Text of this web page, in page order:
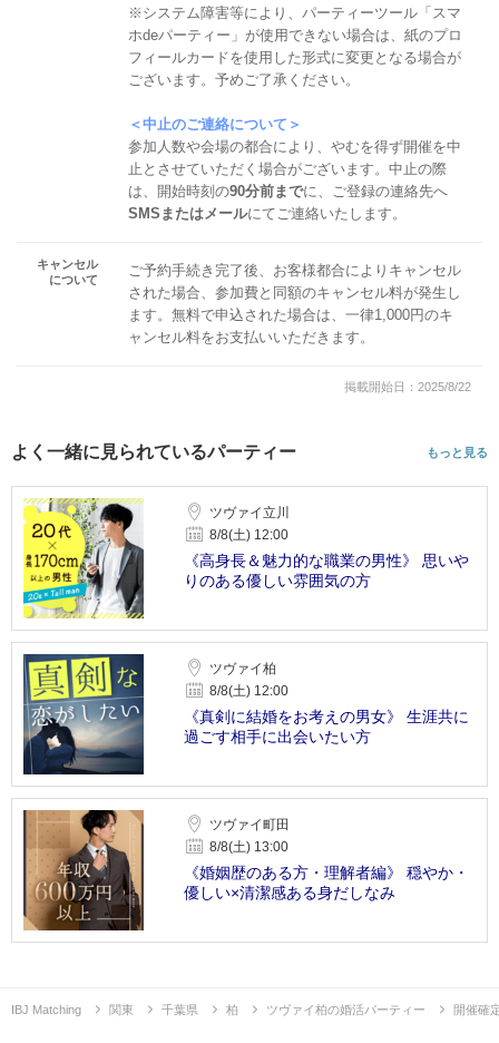
※システム障害等により、パーティーツール「スマ
ホdeパーティー」が使用できない場合は、紙のプロ
フィールカードを使用した形式に変更となる場合が
ございます。予めご了承ください。
＜中止のご連絡について＞
参加人数や会場の都合により、やむを得ず開催を中
止とさせていただく場合がございます。中止の際
は、開始時刻の90分前までに、ご登録の連絡先へ
SMSまたはメールにてご連絡いたします。
キャンセル
について
ご予約手続き完了後、お客様都合によりキャンセル
された場合、参加費と同額のキャンセル料が発生し
ます。無料で申込された場合は、一律1,000円のキ
ャンセル料をお支払いいただきます。
掲載開始日：2025/8/22
よく一緒に見られているパーティー もっと見る
ツヴァイ立川
8/8(土) 12:00
《高身長＆魅力的な職業の男性》 思いや
りのある優しい雰囲気の方
ツヴァイ柏
8/8(土) 12:00
《真剣に結婚をお考えの男女》 生涯共に
過ごす相手に出会いたい方
ツヴァイ町田
8/8(土) 13:00
《婚姻歴のある方・理解者編》 穏やか・
優しい×清潔感ある身だしなみ
IBJ Matching 関東 千葉県 柏 ツヴァイ柏の婚活パーティー 開催確